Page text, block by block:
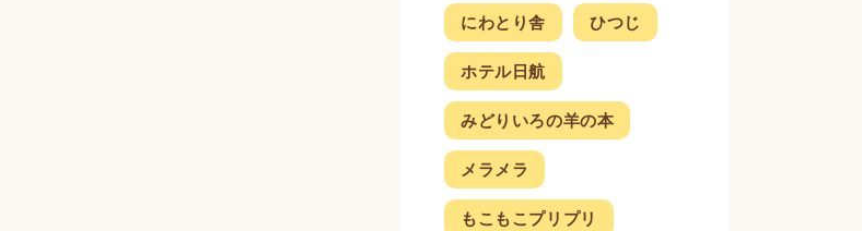
にわとり舎 ひつじ
ホテル日航
みどりいろの羊の本
メラメラ
もこもこプリプリ